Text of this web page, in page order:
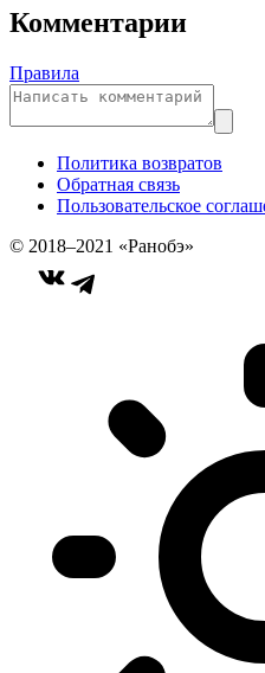
Комментарии
Правила
Политика возвратов
Обратная связь
Пользовательское
© 2018–2021 «Ранобэ»